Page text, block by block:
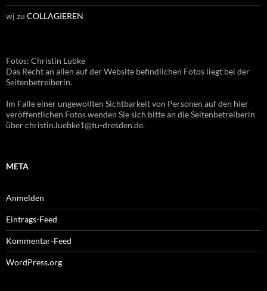
wj zu COLLAGIEREN
Fotos: Christin Lübke
Das Recht an allen auf der Website befindlichen Fotos liegt bei der
Seitenbetreiberin.
Im Falle einer ungewollten Sichtbarkeit von Personen auf den hier
veröffentlichen Fotos wenden Sie sich bitte an die Seitenbetreiberin
über christin.luebke1@tu-dresden.de.
META
Anmelden
Eintrags-Feed
Kommentar-Feed
WordPress.org